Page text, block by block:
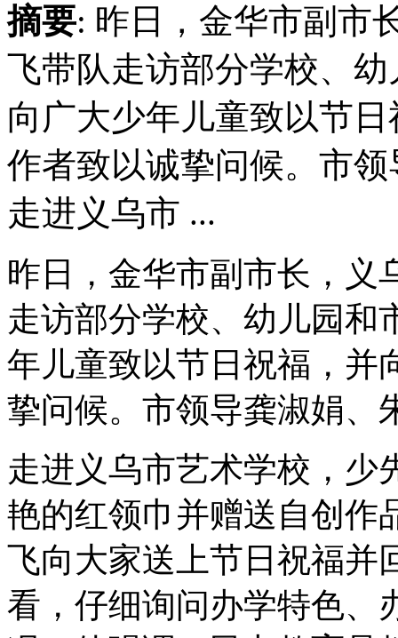
摘要: 昨日，金华市副市
飞带队走访部分学校、
向广大少年儿童致以节
作者致以诚挚问候。市
走进义乌市 ...
昨日，金华市副市长，义
走访部分学校、幼儿园和
年儿童致以节日祝福，并
挚问候。市领导龚淑娟、
走进义乌市艺术学校，少
艳的红领巾并赠送自创作
飞向大家送上节日祝福并
看，仔细询问办学特色、